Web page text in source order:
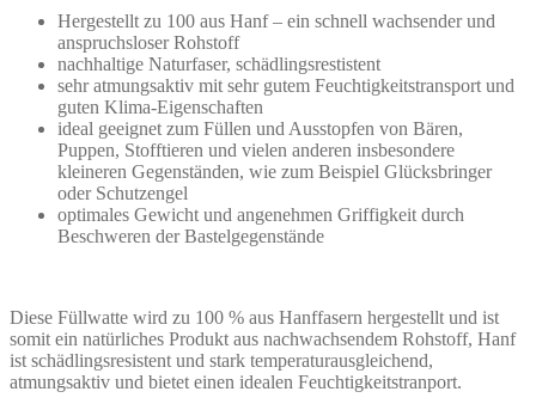
Hergestellt zu 100 aus Hanf – ein schnell wachsender und
anspruchsloser Rohstoff
nachhaltige Naturfaser, schädlingsrestistent
sehr atmungsaktiv mit sehr gutem Feuchtigkeitstransport und
guten Klima-Eigenschaften
ideal geeignet zum Füllen und Ausstopfen von Bären,
Puppen, Stofftieren und vielen anderen insbesondere
kleineren Gegenständen, wie zum Beispiel Glücksbringer
oder Schutzengel
optimales Gewicht und angenehmen Griffigkeit durch
Beschweren der Bastelgegenstände
Diese Füllwatte wird zu 100 % aus Hanffasern hergestellt und ist
somit ein natürliches Produkt aus nachwachsendem Rohstoff, Hanf
ist schädlingsresistent und stark temperaturausgleichend,
atmungsaktiv und bietet einen idealen Feuchtigkeitstranport.